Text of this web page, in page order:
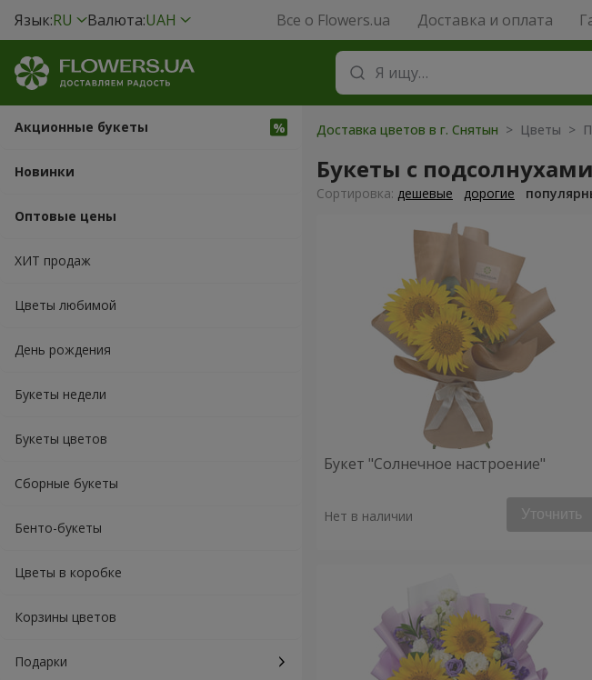
Язык:RU Валюта:UAH Все о Flowers.ua Доставка и оплата
Акционные букеты
Новинки
Оптовые цены
ХИТ продаж
Цветы любимой
День рождения
Букеты недели
Букеты цветов
Сборные букеты
Бенто-букеты
Цветы в коробке
Корзины цветов
Подарки
Доставка цветов в г. Снятын > Цветы >
Букеты с подсолнухами
Cортировка: дешевые дорогие
Букет "Солнечное настроение"
Нет в наличии Уточнить